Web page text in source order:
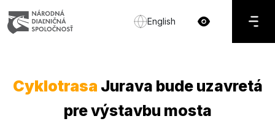
English
Cyklotrasa Jurava bude uzavretá
pre výstavbu mosta